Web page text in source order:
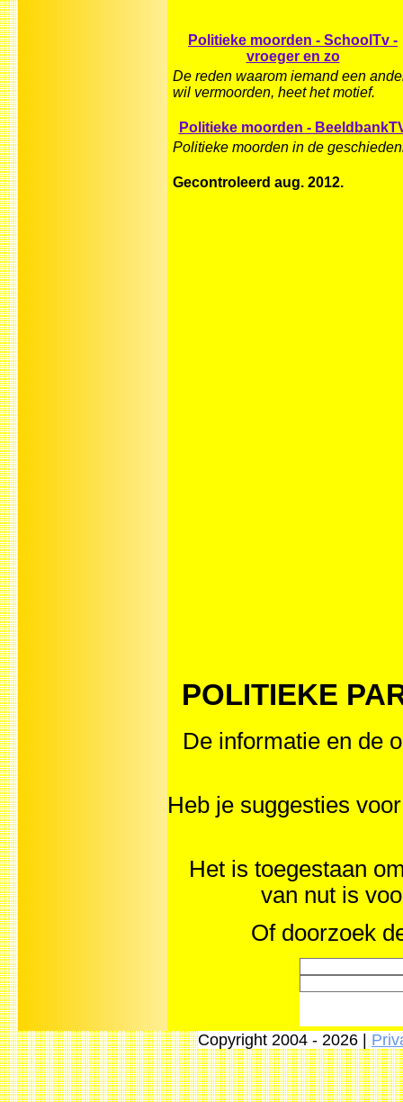
Politieke moorden - SchoolTv -
vroeger en zo
De reden waarom iemand een
wil vermoorden, heet het motief.
Politieke moorden -
Politieke moorden in de
Gecontroleerd aug. 2012.
POLITIEKE
De informatie en de
Heb je suggesties
Het is toegestaan
van nut is
Of doorzoek
Copyright 2004 - 2026 |